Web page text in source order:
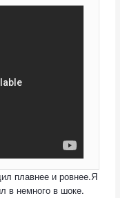
плавнее и ровнее.Я
в немного в шоке.